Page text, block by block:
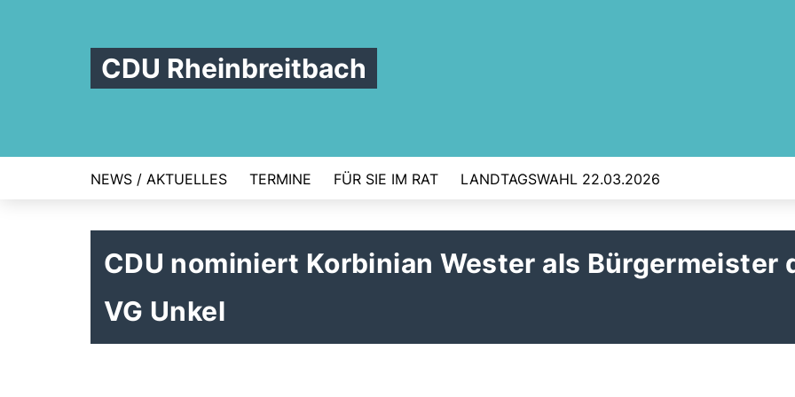
CDU Rheinbreitbach
NEWS / AKTUELLES TERMINE FÜR SIE IM RAT LANDTAGSWAHL 22.03.2026
CDU nominiert Korbinian Wester als Bürgermeister
VG Unkel